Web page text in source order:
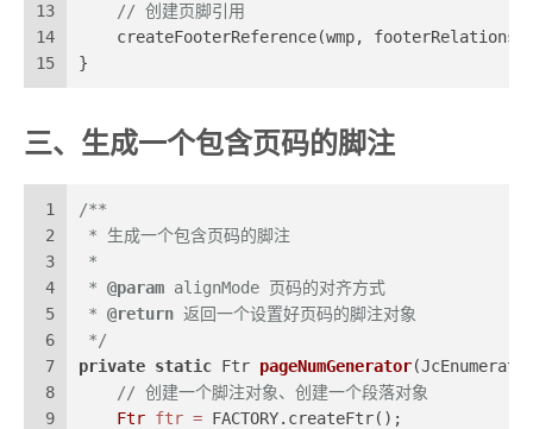
13
14
15
// 创建页脚引用
createFooterReference(wmp,
}
三、生成一个包含页码的脚注
1
2
3
4
5
6
7
8
9
/**
* 生成一个包含页码的脚注
*
* @param alignMode 页码的对齐方式
* @return 返回一个设置好页码的脚注对象
*/
private static Ftr pageNumGenerator
// 创建一个脚注对象、创建一个段落对象
Ftr ftr = FACTORY.createFtr();